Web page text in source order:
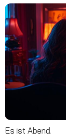
Es ist Abend.